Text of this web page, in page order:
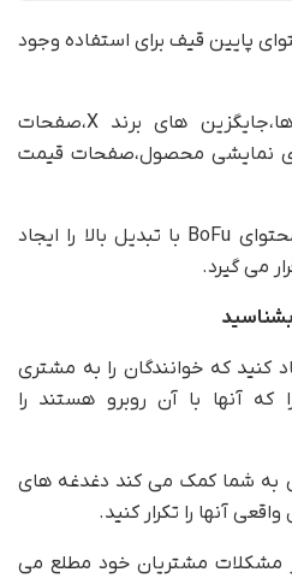
پایین قیف برای استفاده وجود
مطالعات موردی،گواهینامه ها،جایگزین های برند X،صفحات
ی نمایشی محصول،صفحات قیمت
این مراحل را دنبال کنید تا محتوای BoFu با تبدیل بالا را ایجاد
می گیرد.
کنید که خوانندگان را به مشتری
که آنها با آن روبرو هستند را
به شما کمک می کند دغدغه های
آنها را تکرار کنید.
مشکلات مشتریان خود مطلع می